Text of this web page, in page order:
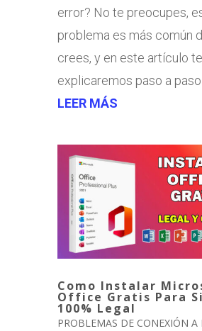
error? No te preocupes,
problema es más común
crees, y en este artículo te
explicaremos paso a paso
LEER MÁS
Como Instalar
Office Gratis Para
100% Legal
PROBLEMAS DE CONEXIÓN A